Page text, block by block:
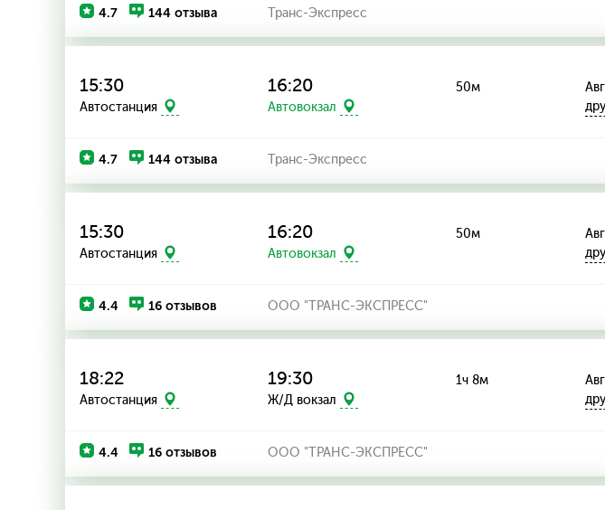
4.7 144 отзыва Транс-Экспресс
15:30
Автостанция
16:20
Автовокзал
50м
4.7 144 отзыва Транс-Экспресс
15:30
Автостанция
16:20
Автовокзал
50м
4.4 16 отзывов ООО "ТРАНС-ЭКСПРЕСС"
18:22
Автостанция
19:30
Ж/Д вокзал
1ч 8м
4.4 16 отзывов ООО "ТРАНС-ЭКСПРЕСС"